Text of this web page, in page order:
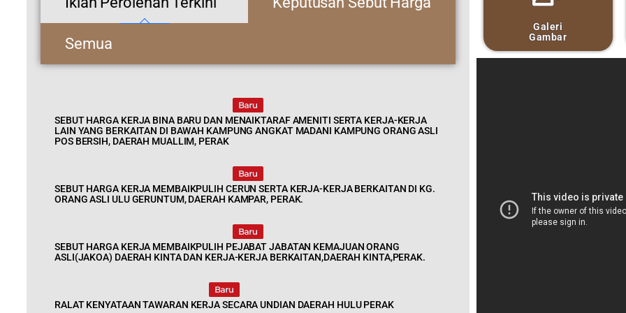
Semua
SEBUT HARGA KERJA BINA BARU DAN MENAIKTARAF AMENITI SERTA KERJA-KERJA
LAIN YANG BERKAITAN DI BAWAH KAMPUNG ANGKAT MADANI KAMPUNG ORANG ASLI
POS BERSIH, DAERAH MUALLIM, PERAK
SEBUT HARGA KERJA MEMBAIKPULIH CERUN SERTA KERJA-KERJA BERKAITAN DI KG.
ORANG ASLI ULU GERUNTUM, DAERAH KAMPAR, PERAK.
SEBUT HARGA KERJA MEMBAIKPULIH PEJABAT JABATAN KEMAJUAN ORANG
ASLI(JAKOA) DAERAH KINTA DAN KERJA-KERJA BERKAITAN,DAERAH KINTA,PERAK.
RALAT KENYATAAN TAWARAN KERJA SECARA UNDIAN DAERAH HULU PERAK
Galeri
Gambar